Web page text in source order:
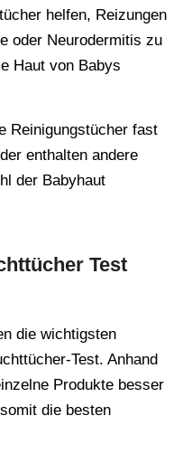
helfen, Reizungen
oder Neurodermitis zu
Haut von Babys
Reinigungstücher fast
enthalten andere
der Babyhaut
Test
die wichtigsten
Test. Anhand
Produkte besser
die besten